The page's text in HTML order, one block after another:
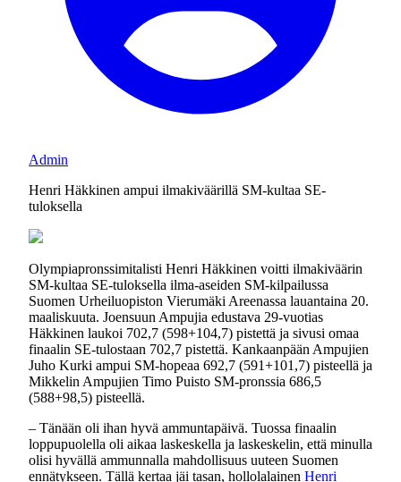
Admin
Henri Häkkinen ampui ilmakiväärillä SM-kultaa SE-
tuloksella
Olympiapronssimitalisti Henri Häkkinen voitti ilmakiväärin
SM-kultaa SE-tuloksella ilma-aseiden SM-kilpailussa
Suomen Urheiluopiston Vierumäki Areenassa lauantaina 20.
maaliskuuta. Joensuun Ampujia edustava 29-vuotias
Häkkinen laukoi 702,7 (598+104,7) pistettä ja sivusi omaa
finaalin SE-tulostaan 702,7 pistettä. Kankaanpään Ampujien
Juho Kurki ampui SM-hopeaa 692,7 (591+101,7) pisteellä ja
Mikkelin Ampujien Timo Puisto SM-pronssia 686,5
(588+98,5) pisteellä.
– Tänään oli ihan hyvä ammuntapäivä. Tuossa finaalin
loppupuolella oli aikaa laskeskella ja laskeskelin, että minulla
olisi hyvällä ammunnalla mahdollisuus uuteen Suomen
ennätykseen. Tällä kertaa jäi tasan, hollolalainen Henri